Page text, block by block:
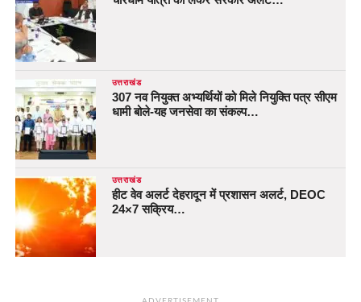
उत्तराखंड
307 नव नियुक्त अभ्यर्थियों को मिले नियुक्ति पत्र सीएम
धामी बोले-यह जनसेवा का संकल्प…
उत्तराखंड
हीट वेव अलर्ट देहरादून में प्रशासन अलर्ट, DEOC
24×7 सक्रिय…